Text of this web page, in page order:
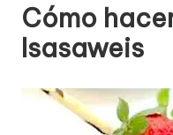
Cómo
Isasaweis